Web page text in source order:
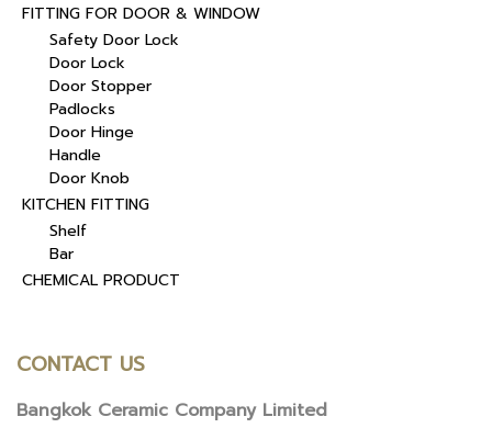
FITTING FOR DOOR & WINDOW
Safety Door Lock
Door Lock
Door Stopper
Padlocks
Door Hinge
Handle
Door Knob
KITCHEN FITTING
Shelf
Bar
CHEMICAL PRODUCT
CONTACT US
Bangkok Ceramic Company Limited